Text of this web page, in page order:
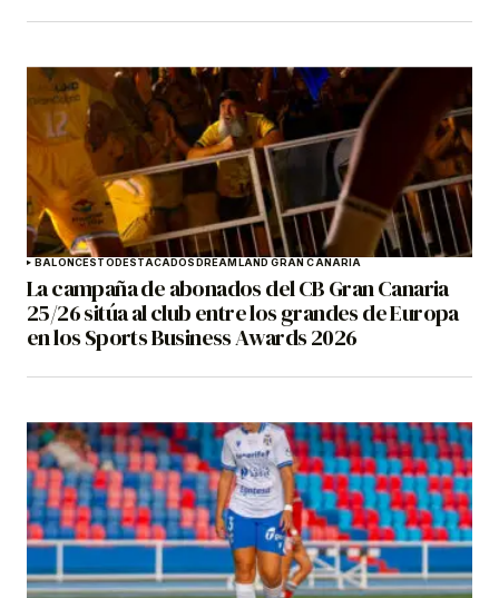
BALONCESTODESTACADOSDREAMLAND GRAN CANARIA
La campaña de abonados del CB Gran Canaria
25/26 sitúa al club entre los grandes de Europa
en los Sports Business Awards 2026